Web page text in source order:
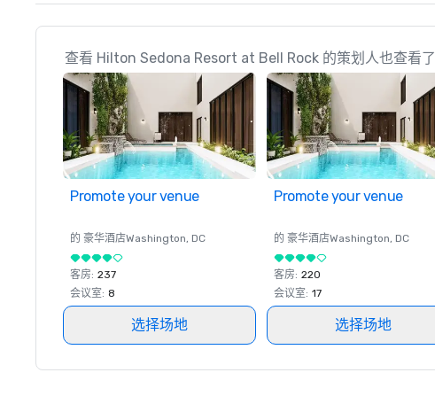
查看 Hilton Sedona Resort at Bell Rock 的策划人也查看了
Promote your venue
的 豪华酒店Washington, DC
客房: 237
会议室: 8
选择场地
Promote your venue
的 豪华酒店Washington, DC
客房: 220
会议室: 17
选择场地